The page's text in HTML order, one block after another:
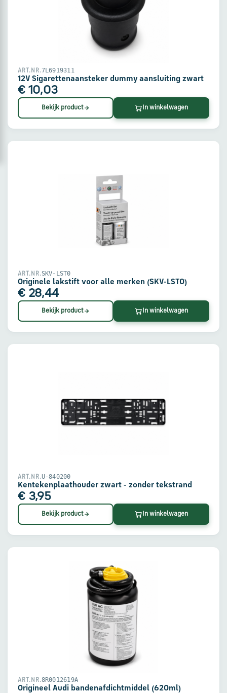
een
e-
mail
Retourinformatie
Klantenservice
ART.NR.7L6919311
12V Sigarettenaansteker dummy aansluiting zwart
€ 10,03
Bekijk product In winkelwagen
ART.NR.SKV-LST0
Originele lakstift voor alle merken (SKV-LST0)
€ 28,44
Bekijk product In winkelwagen
ART.NR.U-840200
Kentekenplaathouder zwart - zonder tekstrand
€ 3,95
Bekijk product In winkelwagen
ART.NR.8R0012619A
Origineel Audi bandenafdichtmiddel (620ml)